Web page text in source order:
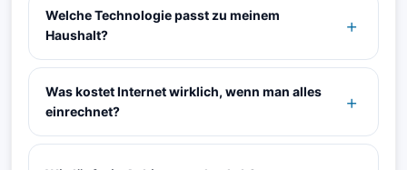
Welche Technologie passt zu meinem
Haushalt?
Was kostet Internet wirklich, wenn man alles
einrechnet?